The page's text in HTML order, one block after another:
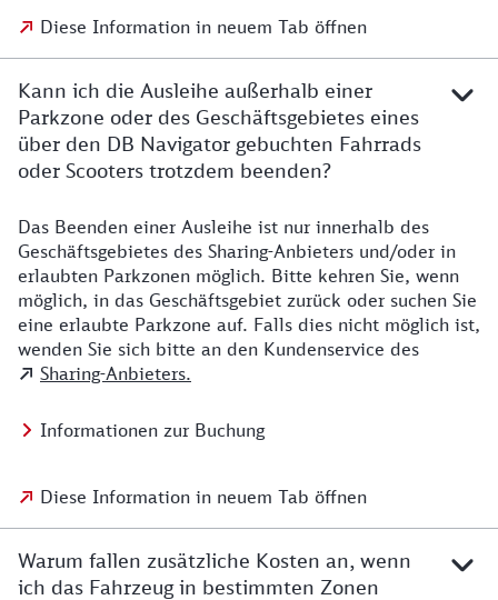
Diese Information in neuem Tab öffnen
Kann ich die Ausleihe außerhalb einer
Parkzone oder des Geschäftsgebietes eines
über den DB Navigator gebuchten Fahrrads
oder Scooters trotzdem beenden?
Das Beenden einer Ausleihe ist nur innerhalb des
Geschäftsgebietes des Sharing-Anbieters und/oder in
erlaubten Parkzonen möglich. Bitte kehren Sie, wenn
möglich, in das Geschäftsgebiet zurück oder suchen Sie
eine erlaubte Parkzone auf. Falls dies nicht möglich ist,
wenden Sie sich bitte an den Kundenservice des
Sharing-Anbieters.
Informationen zur Buchung
Diese Information in neuem Tab öffnen
Warum fallen zusätzliche Kosten an, wenn
ich das Fahrzeug in bestimmten Zonen